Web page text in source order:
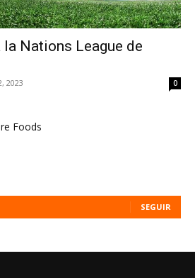
la Nations League de
2023 0
SEGUIR